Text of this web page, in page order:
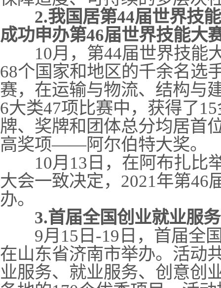
2.我国居第44届世界技
成功申办第46届世界技能大
10月，第44届世界技能
68个国家和地区的千余名选
赛，在运输与物流、结构与
6大类47项比赛中，获得了
牌、奖牌和团体总分均居首
高奖项——阿尔伯特大奖。
10月13日，在阿布扎比
大会一致决定，2021年第46
办。
3.首届全国创业就业服
9月15日-19日，首届全国
在山东省济南市举办。活动
业服务、就业服务、创意创